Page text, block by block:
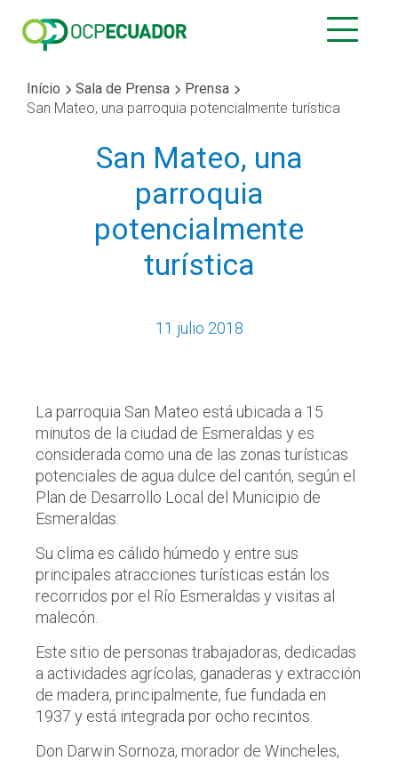
Início Sala de Prensa
Prensa
San Mateo, una parroquia potencialmente turística
San Mateo, una
parroquia
potencialmente
turística
11 julio 2018
La parroquia San Mateo está ubicada a 15
minutos de la ciudad de Esmeraldas y es
considerada como una de las zonas turísticas
potenciales de agua dulce del cantón, según el
Plan de Desarrollo Local del Municipio de
Esmeraldas.
Su clima es cálido húmedo y entre sus
principales atracciones turísticas están los
recorridos por el Río Esmeraldas y visitas al
malecón.
Este sitio de personas trabajadoras, dedicadas
a actividades agrícolas, ganaderas y extracción
de madera, principalmente, fue fundada en
1937 y está integrada por ocho recintos.
Don Darwin Sornoza, morador de Wincheles,